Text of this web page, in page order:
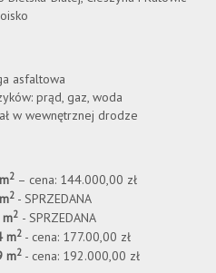
asfaltowa
prąd, gaz, woda
w wewnętrznej drodze
2 – cena: 144.000,00 zł
2 - SPRZEDANA
2 - SPRZEDANA
m2 - cena: 177.00,00 zł
m2 - cena: 192.000,00 zł